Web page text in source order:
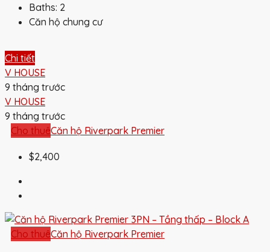
Baths: 2
Căn hộ chung cư
Chi tiết
V HOUSE
9 tháng trước
V HOUSE
9 tháng trước
Cho thuêCăn hộ Riverpark Premier
$2,400
Cho thuêCăn hộ Riverpark Premier